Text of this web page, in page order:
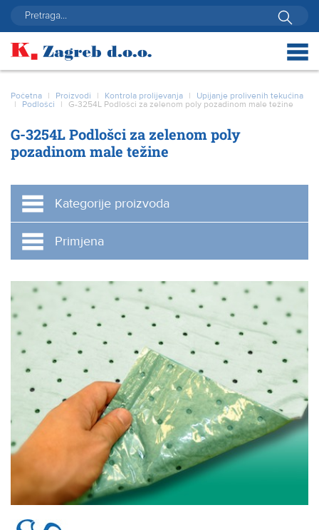
Početna | Proizvodi | Kontrola prolijevanja |
Upijanje prolivenih tekućina
|
Podlošci | G-3254L Podlošci za zelenom poly pozadinom male težine
G-3254L Podlošci za zelenom poly
pozadinom male težine